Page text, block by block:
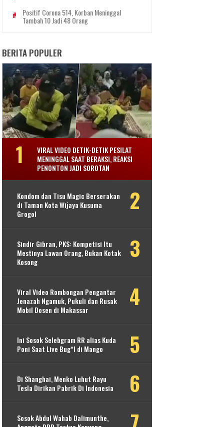
Positif Corona 514, Korban Meninggal
Tambah 10 Jadi 48 Orang
BERITA POPULER
VIRAL VIDEO DETIK-DETIK PESILAT
MENINGGAL SAAT BERAKSI, REAKSI
PENONTON JADI SOROTAN
Kondom dan Tisu Magic Berserakan
di Taman Kota Wijaya Kusuma
Grogol
Sindir Gibran, PKS: Kompetisi Itu
Mestinya Lawan Orang, Bukan Kotak
Kosong
Viral Video Rombongan Pengantar
Jenazah Ngamuk, Pukuli dan Rusak
Mobil Dosen di Makassar
Ini Sosok Selebgram RR alias Kuda
Poni Saat Live Bug*l di Mango
Di Shanghai, Menko Luhut Rayu
Tesla Dirikan Pabrik Di Indonesia
Sosok Abdul Wahab Dalimunthe,